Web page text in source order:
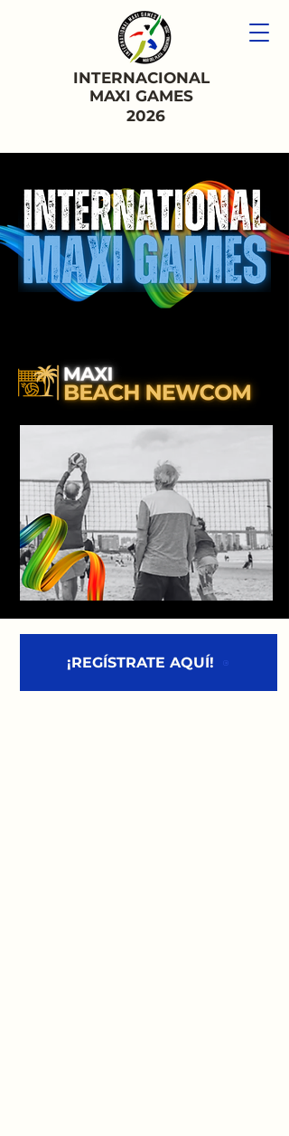
INTERNACIONAL
MAXI GAMES
2026
¡REGÍSTRATE AQUÍ!